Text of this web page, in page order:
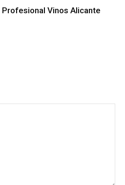
Profesional Vinos Alicante